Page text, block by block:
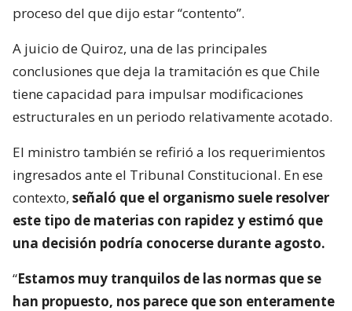
proceso del que dijo estar “contento”.
A juicio de Quiroz, una de las principales
conclusiones que deja la tramitación es que Chile
tiene capacidad para impulsar modificaciones
estructurales en un periodo relativamente acotado.
El ministro también se refirió a los requerimientos
ingresados ante el Tribunal Constitucional. En ese
contexto, señaló que el organismo suele resolver
este tipo de materias con rapidez y estimó que
una decisión podría conocerse durante agosto.
“Estamos muy tranquilos de las normas que se
han propuesto, nos parece que son enteramente